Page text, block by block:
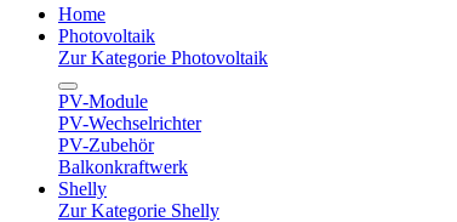
Home
Photovoltaik
Zur Kategorie Photovoltaik
PV-Module
PV-Wechselrichter
PV-Zubehör
Balkonkraftwerk
Shelly
Zur Kategorie Shelly